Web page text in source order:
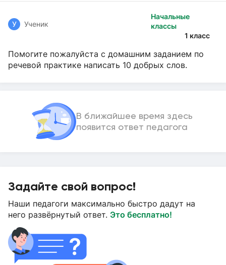
Начальные
классы
1 класс
У Ученик
Помогите пожалуйста с домашним заданием по
речевой практике написать 10 добрых слов.
В ближайшее время здесь
появится ответ педагога
Задайте свой вопрос!
Наши педагоги максимально быстро дадут на
него развёрнутый ответ. Это бесплатно!